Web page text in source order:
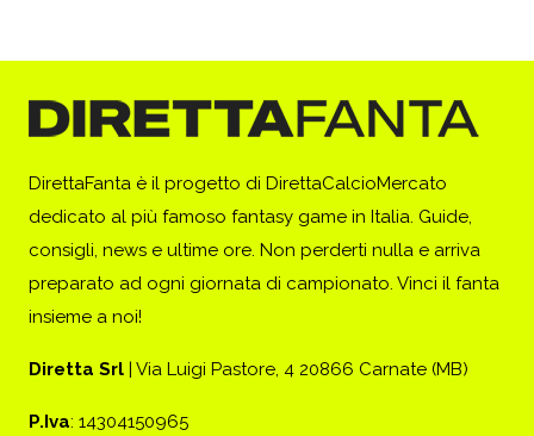
DirettaFanta è il progetto di DirettaCalcioMercato
dedicato al più famoso fantasy game in Italia. Guide,
consigli, news e ultime ore. Non perderti nulla e arriva
preparato ad ogni giornata di campionato. Vinci il fanta
insieme a noi!
Diretta Srl | Via Luigi Pastore, 4 20866 Carnate (MB)
P.Iva: 14304150965